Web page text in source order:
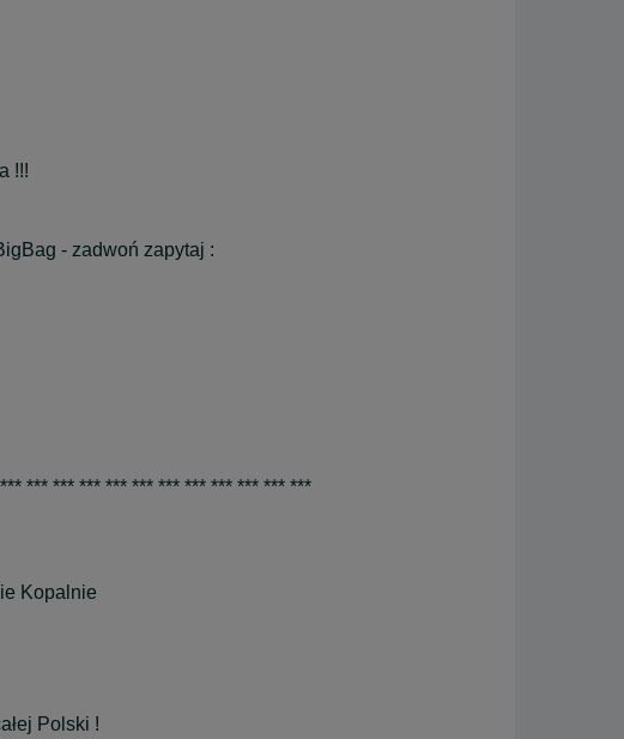
!!!
- zadwoń zapytaj :
*** *** *** *** *** *** *** *** *** *** ***
Kopalnie
Polski !